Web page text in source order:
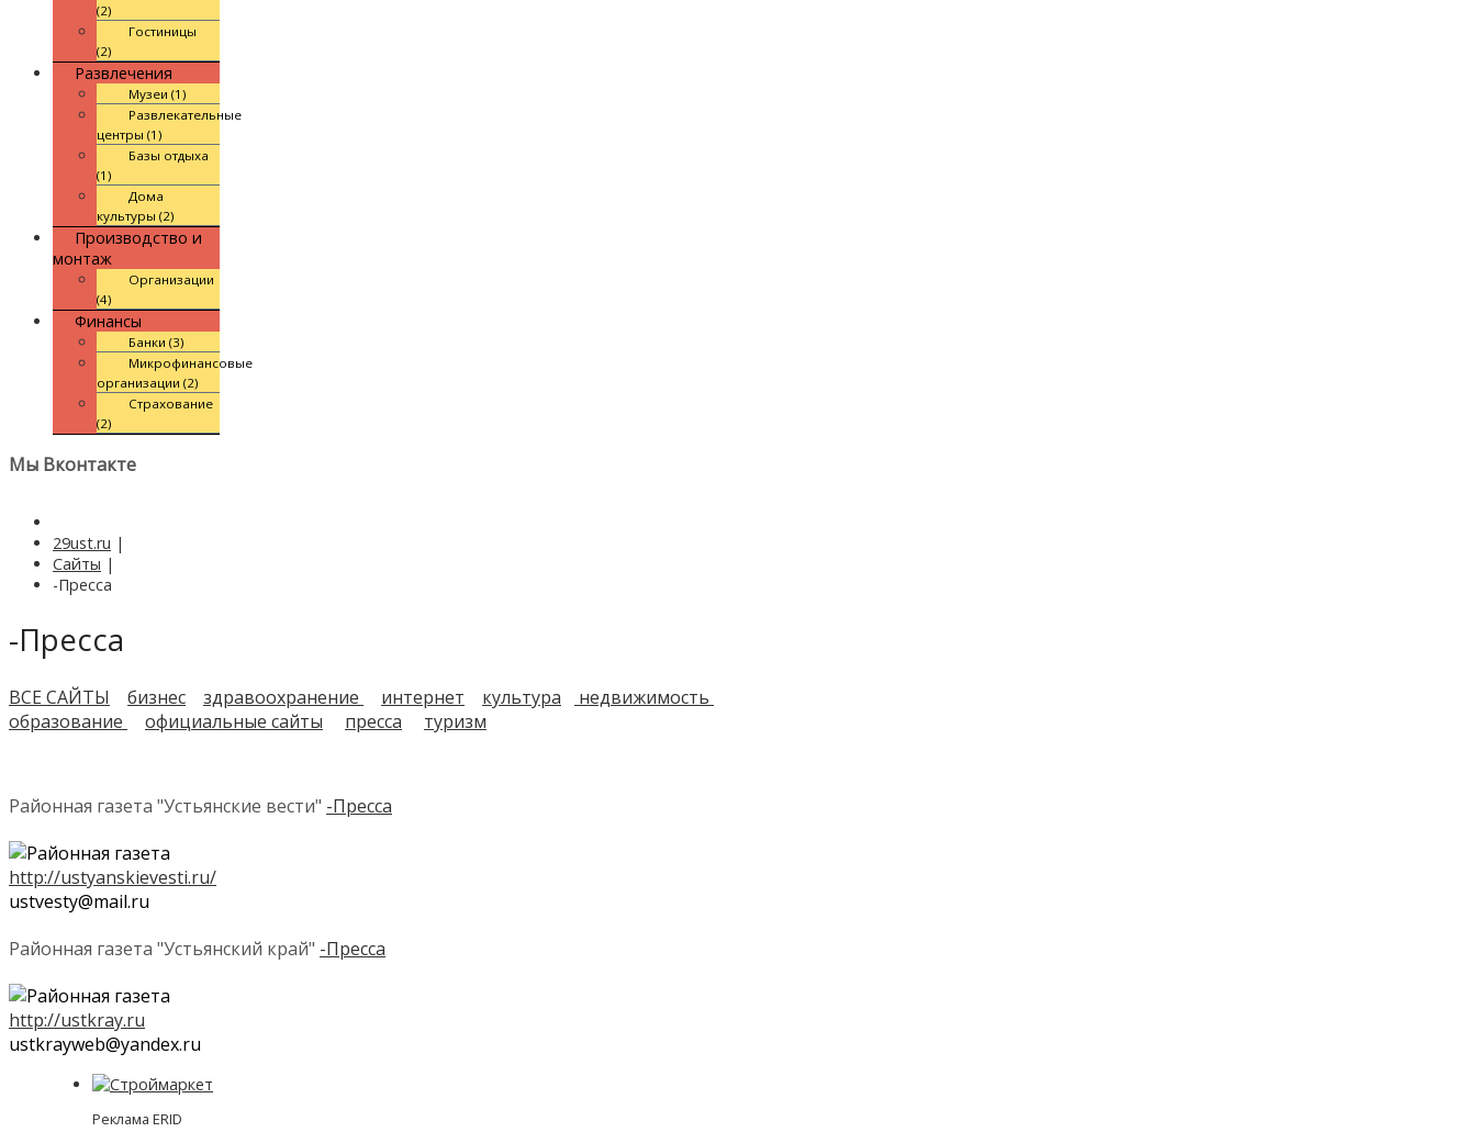
(2)
Гостиницы
(2)
Развлечения
Музеи (1)
Развлекательные
центры (1)
Базы отдыха
(1)
Дома
культуры (2)
Производство и
монтаж
Организации
(4)
Финансы
Банки (3)
Микрофинансовые
организации (2)
Страхование
(2)
Мы Вконтакте
29ust.ru |
Сайты |
-Пресса
-Пресса
ВСЕ САЙТЫ бизнес здравоохранение интернет культура
недвижимость
образование
официальные сайты пресса туризм
Районная газета "Устьянские вести" -Пресса
http://ustyanskievesti.ru/
ustvesty@mail.ru
Районная газета "Устьянский край" -Пресса
http://ustkray.ru
ustkrayweb@yandex.ru
Реклама ERID